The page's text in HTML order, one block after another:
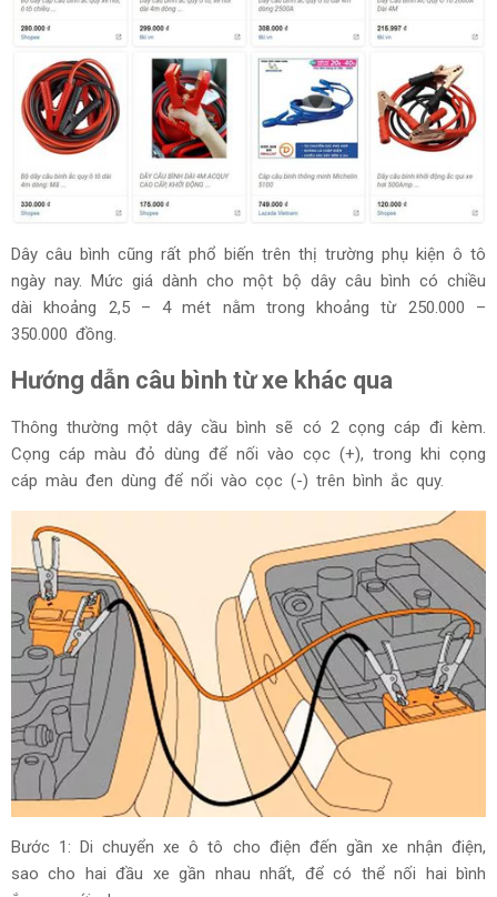
Dây câu bình cũng rất phổ biến trên thị trường phụ kiện ô tô
ngày nay. Mức giá dành cho một bộ dây câu bình có chiều
dài khoảng 2,5 – 4 mét nằm trong khoảng từ 250.000 –
350.000 đồng.
Hướng dẫn câu bình từ xe khác qua
Thông thường một dây cầu bình sẽ có 2 cọng cáp đi kèm.
Cọng cáp màu đỏ dùng để nối vào cọc (+), trong khi cọng
cáp màu đen dùng để nổi vào cọc (-) trên bình ắc quy.
Bước 1: Di chuyển xe ô tô cho điện đến gần xe nhận điện,
sao cho hai đầu xe gần nhau nhất, để có thể nối hai bình